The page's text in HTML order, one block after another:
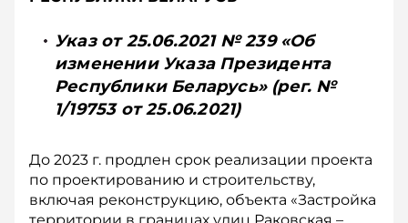
Указ от 25.06.2021 № 239 «Об
изменении Указа Президента
Республики Беларусь» (рег. №
1/19753 от 25.06.2021)
До 2023 г. продлен срок реализации проекта
по проектированию и строительству,
включая реконструкцию, объекта «Застройка